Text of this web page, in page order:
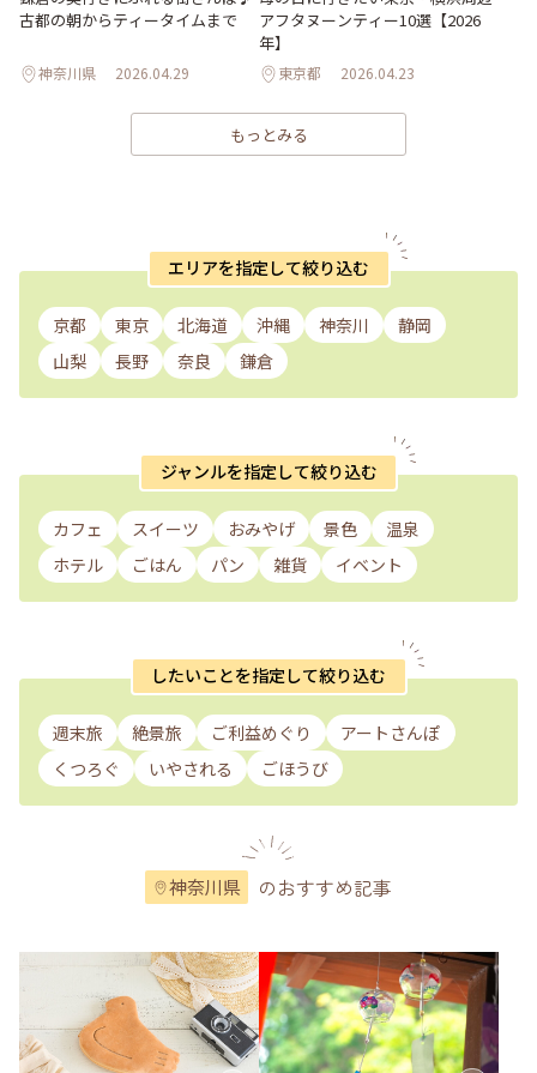
古都の朝からティータイムまで
神奈川県 2026.04.29
アフタヌーンティー10選【2026
年】
東京都 2026.04.23
もっとみる
エリアを指定して絞り込む
京都 東京 北海道 沖縄 神奈川
静岡
山梨
長野 奈良 鎌倉
ジャンルを指定して絞り込む
カフェ スイーツ おみやげ 景色
温泉
ホテル
ごはん パン 雑貨 イベント
したいことを指定して絞り込む
週末旅 絶景旅 ご利益めぐり
アートさんぽ
くつろぐ
いやされる ごほうび
神奈川県 のおすすめ記事